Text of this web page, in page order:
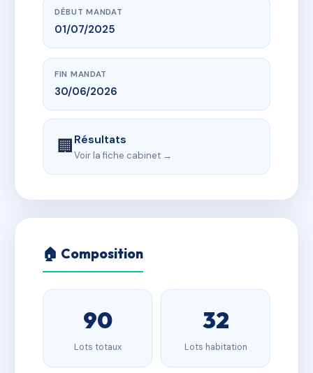
DÉBUT MANDAT
01/07/2025
FIN MANDAT
30/06/2026
🏢Résultats
Voir la fiche cabinet →
🏠 Composition
90
Lots totaux
32
Lots habitation